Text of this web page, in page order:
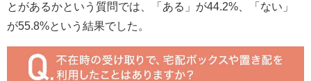
とがあるかという質問では、「ある」が44.2%、「ない」
が55.8%という結果でした。